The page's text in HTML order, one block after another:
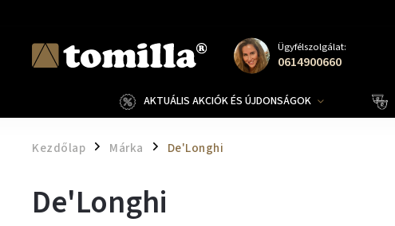
Ügyfélszolgálat:
0614900660
AKTUÁLIS AKCIÓK ÉS ÚJDONSÁGOK
Kezdőlap / Márka / De'Longhi
De'Longhi